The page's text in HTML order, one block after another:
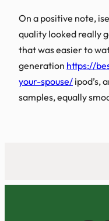
On a positive note,
quality looked really
that was easier to
generation https://
your-spouse/ ipod’s,
samples, equally